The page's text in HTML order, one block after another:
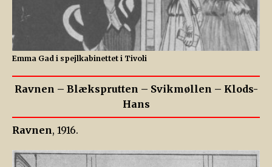
Emma Gad i spejlkabinettet i Tivoli
Ravnen – Blæksprutten – Svikmøllen – Klods-
Hans
Ravnen, 1916.